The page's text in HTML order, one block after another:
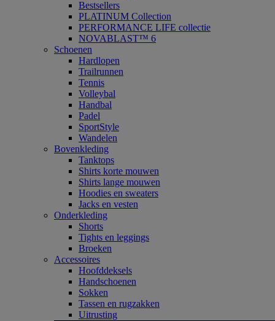
Bestsellers
PLATINUM Collection
PERFORMANCE LIFE collectie
NOVABLAST™ 6
Schoenen
Hardlopen
Trailrunnen
Tennis
Volleybal
Handbal
Padel
SportStyle
Wandelen
Bovenkleding
Tanktops
Shirts korte mouwen
Shirts lange mouwen
Hoodies en sweaters
Jacks en vesten
Onderkleding
Shorts
Tights en leggings
Broeken
Accessoires
Hoofddeksels
Handschoenen
Sokken
Tassen en rugzakken
Uitrusting